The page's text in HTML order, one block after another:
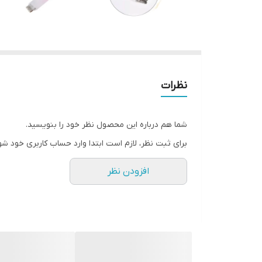
نظرات
شما هم درباره این محصول نظر خود را بنویسید.
برای ثبت نظر، لازم است ابتدا وارد حساب کاربری خود
افزودن نظر